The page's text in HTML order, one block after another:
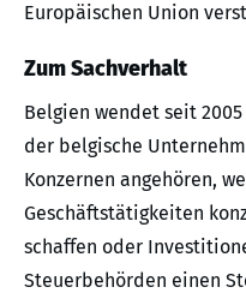
Europäischen Union
Zum Sachverhalt
Belgien wendet seit
der belgische
Konzernen angehören,
Geschäftstätigkeiten
schaffen oder
Steuerbehörden einen